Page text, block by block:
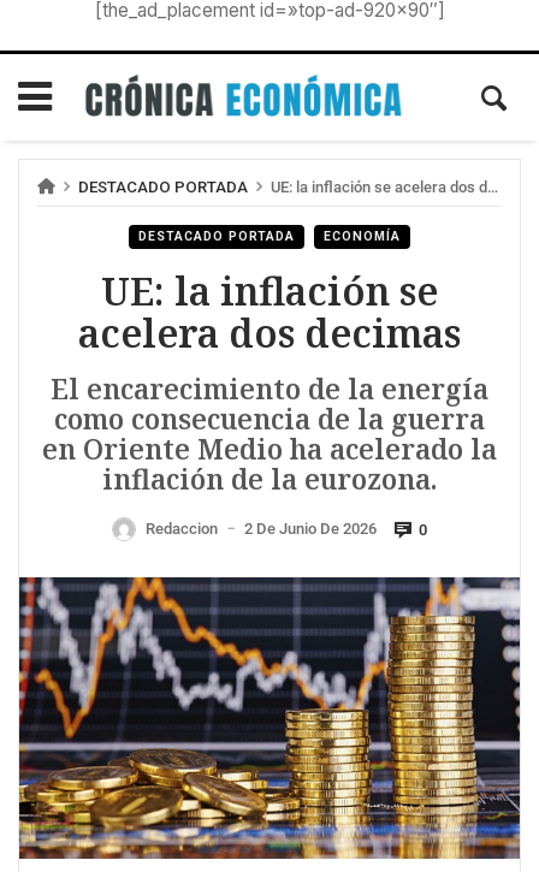
[the_ad_placement id=»top-ad-920×90″]
DESTACADO PORTADA UE: la inflación se acelera dos decimas
DESTACADO PORTADA ECONOMÍA
UE: la inflación se
acelera dos decimas
El encarecimiento de la energía
como consecuencia de la guerra
en Oriente Medio ha acelerado la
inflación de la eurozona.
Redaccion — 2 De Junio De 2026 0